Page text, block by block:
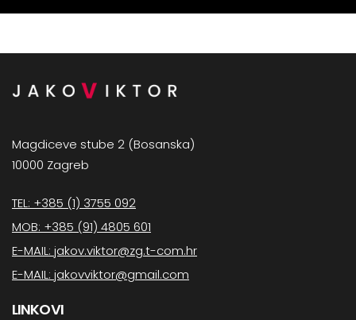
Magdiceve stube 2 (Bosanska)
10000 Zagreb
TEL: +385 (1) 3755 092
MOB: +385 (91) 4805 601
E-MAIL: jakov.viktor@zg.t-com.hr
E-MAIL: jakovviktor@gmail.com
LINKOVI